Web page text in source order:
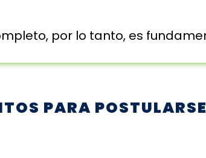
por lo tanto, es
PARA